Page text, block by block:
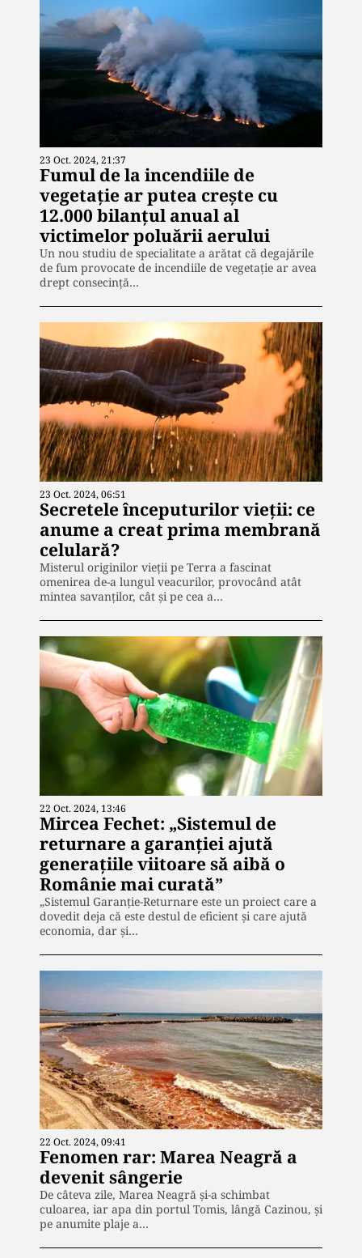
23 Oct. 2024, 21:37
Fumul de la incendiile de
vegetație ar putea crește cu
12.000 bilanțul anual al
victimelor poluării aerului
Un nou studiu de specialitate a arătat că degajările
de fum provocate de incendiile de vegetație ar avea
drept consecință…
23 Oct. 2024, 06:51
Secretele începuturilor vieții: ce
anume a creat prima membrană
celulară?
Misterul originilor vieții pe Terra a fascinat
omenirea de-a lungul veacurilor, provocând atât
mintea savanților, cât și pe cea a…
22 Oct. 2024, 13:46
Mircea Fechet: „Sistemul de
returnare a garanţiei ajută
generaţiile viitoare să aibă o
Românie mai curată”
„Sistemul Garanţie-Returnare este un proiect care a
dovedit deja că este destul de eficient şi care ajută
economia, dar şi…
22 Oct. 2024, 09:41
Fenomen rar: Marea Neagră a
devenit sângerie
De câteva zile, Marea Neagră și-a schimbat
culoarea, iar apa din portul Tomis, lângă Cazinou, și
pe anumite plaje a…